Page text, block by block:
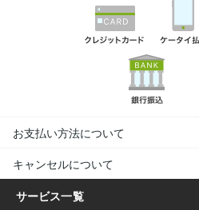
お支払い方法について
キャンセルについて